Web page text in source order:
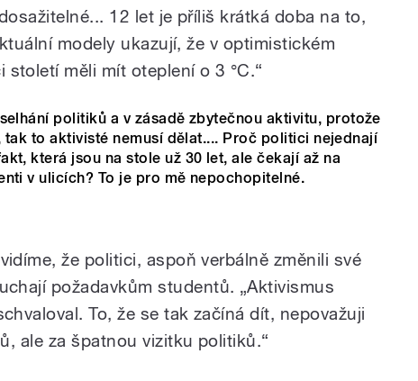
12 let je příliš krátká doba na to,
modely ukazují, že v optimistickém
měli mít oteplení o 3 °C.“
politiků a v zásadě zbytečnou aktivitu, protože
to aktivisté nemusí dělat.... Proč politici nejednají
která jsou na stole už 30 let, ale čekají až na
v ulicích? To je pro mě nepochopitelné.
že politici, aspoň verbálně změnili své
požadavkům studentů. „Aktivismus
To, že se tak začíná dít, nepovažuji
ale za špatnou vizitku politiků.“